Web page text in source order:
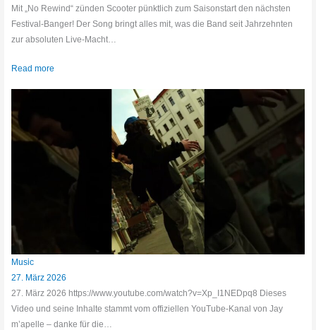
Mit „No Rewind“ zünden Scooter pünktlich zum Saisonstart den nächsten
Festival-Banger! Der Song bringt alles mit, was die Band seit Jahrzehnten
zur absoluten Live-Macht…
Read more
Music
27. März 2026
27. März 2026 https://www.youtube.com/watch?v=Xp_I1NEDpq8 Dieses
Video und seine Inhalte stammt vom offiziellen YouTube-Kanal von Jay
m’apelle – danke für die…